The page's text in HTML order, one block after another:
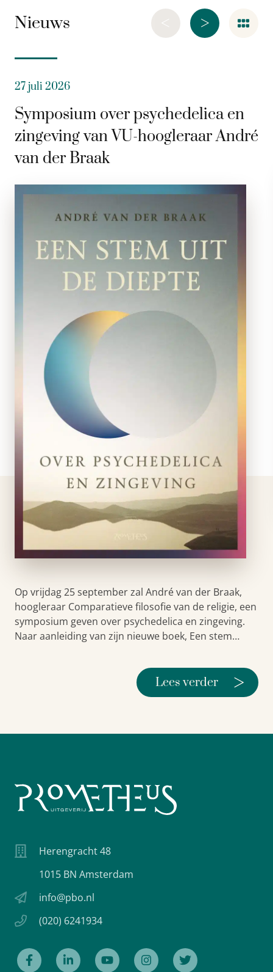
Nieuws >
<
27 juli 2026
Symposium over psychedelica en
zingeving van VU-hoogleraar André
van der Braak
Op vrijdag 25 september zal André van der Braak,
hoogleraar Comparatieve filosofie van de religie, een
symposium geven over psychedelica en zingeving.
Naar aanleiding van zijn nieuwe boek, Een stem…
Lees verder >
Herengracht 48
1015 BN Amsterdam
info@pbo.nl
(020) 6241934